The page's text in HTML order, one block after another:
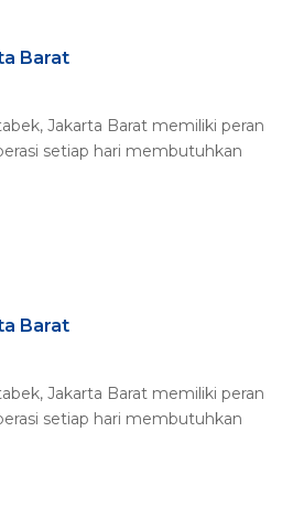
Barat
Jakarta Barat memiliki peran
setiap hari membutuhkan
Barat
Jakarta Barat memiliki peran
setiap hari membutuhkan